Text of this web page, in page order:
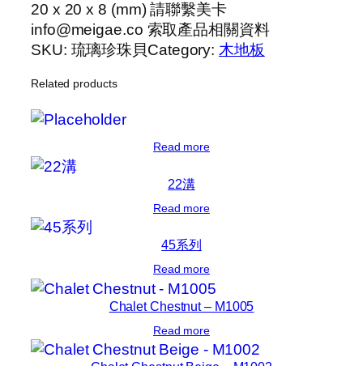
20 x 20 x 8 (mm) 請聯繫美卡
info@meigae.co 索取產品相關資料
SKU: 琉璃珍珠貝Category:木地板
Related products
Read more
22溝
Read more
45系列
Read more
Chalet Chestnut – M1005
Read more